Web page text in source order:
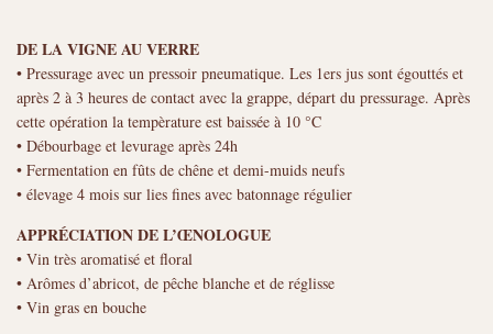
DE LA VIGNE AU VERRE
• Pressurage avec un pressoir pneumatique. Les 1ers jus sont égouttés et
après 2 à 3 heures de contact avec la grappe, départ du pressurage. Après
cette opération la tempèrature est baissée à 10 °C
• Débourbage et levurage après 24h
• Fermentation en fûts de chêne et demi-muids neufs
• élevage 4 mois sur lies fines avec batonnage régulier
APPRÉCIATION DE L’ŒNOLOGUE
• Vin très aromatisé et floral
• Arômes d’abricot, de pêche blanche et de réglisse
• Vin gras en bouche